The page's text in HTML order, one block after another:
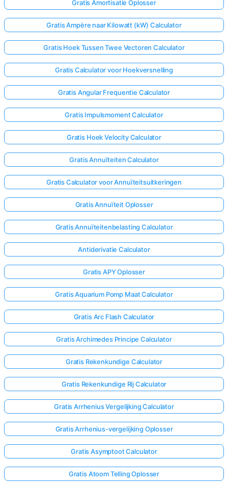
Gratis Amortisatie Oplosser
Gratis Ampère naar Kilowatt (kW) Calculator
Gratis Hoek Tussen Twee Vectoren Calculator
Gratis Calculator voor Hoekversnelling
Gratis Angular Frequentie Calculator
Gratis Impulsmoment Calculator
Gratis Hoek Velocity Calculator
Gratis Annuïteiten Calculator
Gratis Calculator voor Annuïteitsuitkeringen
Gratis Annuïteit Oplosser
Gratis Annuïteitenbelasting Calculator
Antiderivatie Calculator
Gratis APY Oplosser
Gratis Aquarium Pomp Maat Calculator
Gratis Arc Flash Calculator
Gratis Archimedes Principe Calculator
Gratis Rekenkundige Calculator
Gratis Rekenkundige Rij Calculator
Gratis Arrhenius Vergelijking Calculator
Gratis Arrhenius-vergelijking Oplosser
Gratis Asymptoot Calculator
Gratis Atoom Telling Oplosser